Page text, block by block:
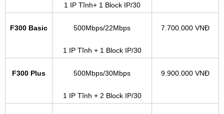
1 IP Tĩnh+ 1 Block IP/30
F300 Basic 500Mbps/22Mbps
1 IP Tĩnh + 1 Block IP/30
7.700.000 VNĐ
F300 Plus 500Mbps/30Mbps
1 IP Tĩnh + 2 Block IP/30
9.900.000 VNĐ